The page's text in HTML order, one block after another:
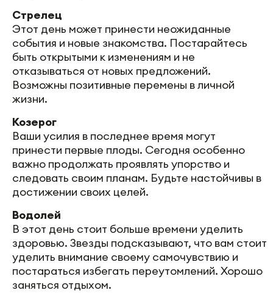
Стрелец
Этот день может принести неожиданные
события и новые знакомства. Постарайтесь
быть открытыми к изменениям и не
отказываться от новых предложений.
Возможны позитивные перемены в личной
жизни.
Козерог
Ваши усилия в последнее время могут
принести первые плоды. Сегодня особенно
важно продолжать проявлять упорство и
следовать своим планам. Будьте настойчивы в
достижении своих целей.
Водолей
В этот день стоит больше времени уделить
здоровью. Звезды подсказывают, что вам стоит
уделить внимание своему самочувствию и
постараться избегать переутомлений. Хорошо
заняться отдыхом.